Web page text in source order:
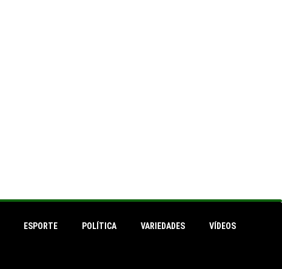
ESPORTE POLÍTICA VARIEDADES VÍDEOS